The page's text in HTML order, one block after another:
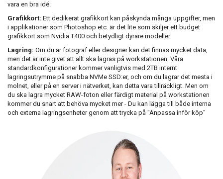
vara en bra idé.
Grafikkort: Ett dedikerat grafikkort kan påskynda många uppgifter, men
i applikationer som Photoshop etc. är det lite som skiljer ett budget
grafikkort som Nvidia T400 och betydligt dyrare modeller.
Lagring: Om du är fotograf eller designer kan det finnas mycket data,
men det är inte givet att allt ska lagras på workstationen. Våra
standardkonfigurationer kommer vanligtvis med 2TB internt
lagringsutrymme på snabba NVMe SSD:er, och om du lagrar det mesta i
molnet, eller på en server i nätverket, kan detta vara tillräckligt. Men om
du ska lagra mycket RAW-foton eller färdigt material på workstationen
kommer du snart att behöva mycket mer - Du kan lägga till både interna
och externa lagringsenheter genom att trycka på "Anpassa inför köp"